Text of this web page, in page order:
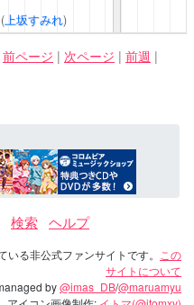
(上坂すみれ)
前ページ | 次ページ | 前週 |
検索 ヘルプ
る非公式ファンサイトです。
この
サイトについて
by@imas_DB/@maruamyu